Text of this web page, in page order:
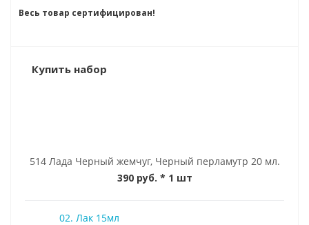
Весь товар сертифицирован!
Купить набор
514 Лада Черный жемчуг, Черный перламутр 20 мл.
390 руб. * 1 шт
02. Лак 15мл